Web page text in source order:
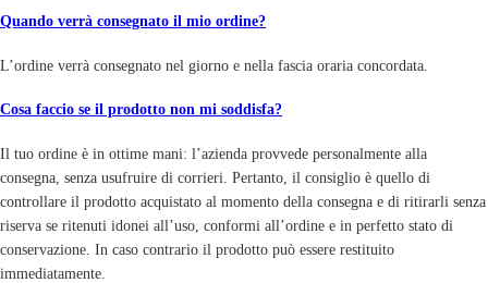
Quando verrà consegnato il mio ordine?
L’ordine verrà consegnato nel giorno e nella fascia oraria concordata.
Cosa faccio se il prodotto non mi soddisfa?
Il tuo ordine è in ottime mani: l’azienda provvede personalmente alla
consegna, senza usufruire di corrieri. Pertanto, il consiglio è quello di
controllare il prodotto acquistato al momento della consegna e di ritirarli senza
riserva se ritenuti idonei all’uso, conformi all’ordine e in perfetto stato di
conservazione. In caso contrario il prodotto può essere restituito
immediatamente.